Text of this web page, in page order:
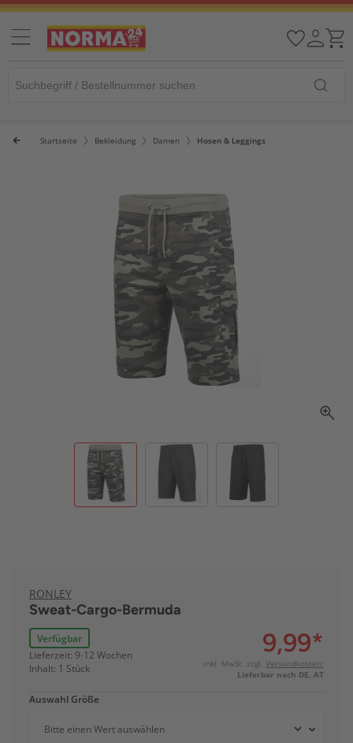
Startseite Bekleidung Damen Hosen & Leggings
RONLEY
Sweat-Cargo-Bermuda
Verfügbar
Lieferzeit: 9-12 Wochen
Inhalt: 1 Stück
9,99*
inkl. MwSt. zzgl. Versandkosten:
Lieferbar nach DE, AT
Auswahl Größe